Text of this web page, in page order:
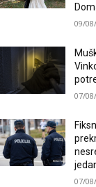
09/
07/
07/